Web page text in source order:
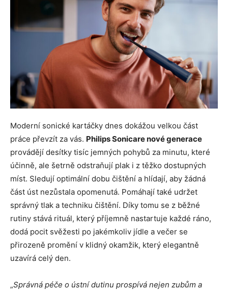
Moderní sonické kartáčky dnes dokážou velkou část
práce převzít za vás. Philips Sonicare nové generace
provádějí desítky tisíc jemných pohybů za minutu, které
účinně, ale šetrně odstraňují plak i z těžko dostupných
míst. Sledují optimální dobu čištění a hlídají, aby žádná
část úst nezůstala opomenutá. Pomáhají také udržet
správný tlak a techniku čištění. Díky tomu se z běžné
rutiny stává rituál, který příjemně nastartuje každé ráno,
dodá pocit svěžesti po jakémkoliv jídle a večer se
přirozeně promění v klidný okamžik, který elegantně
uzavírá celý den.
„Správná péče o ústní dutinu prospívá nejen zubům a